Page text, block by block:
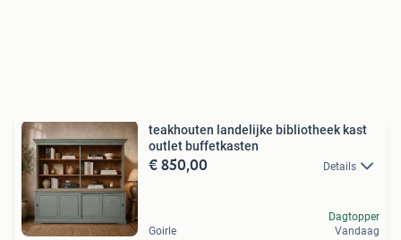
teakhouten landelijke bibliotheek kast
outlet buffetkasten
€ 850,00 Details
Goirle
Dagtopper
Vandaag